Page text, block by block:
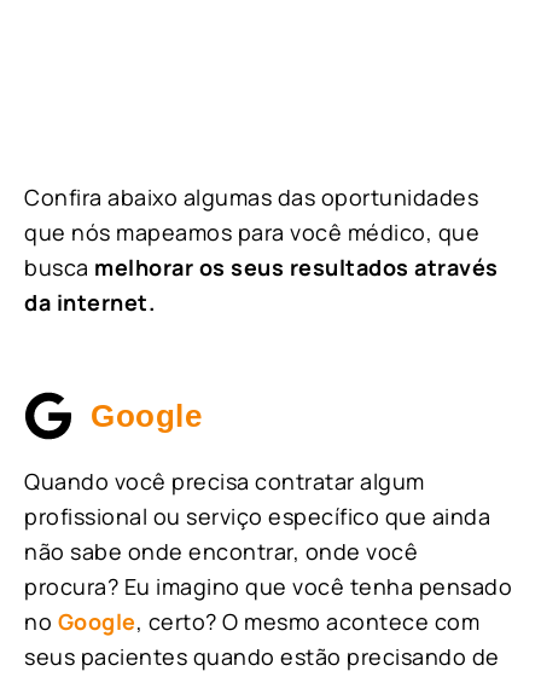
Confira abaixo algumas das oportunidades
que nós mapeamos para você médico, que
busca melhorar os seus resultados através
da internet.
Google
Quando você precisa contratar algum
profissional ou serviço específico que ainda
não sabe onde encontrar, onde você
procura? Eu imagino que você tenha pensado
no Google, certo? O mesmo acontece com
seus pacientes quando estão precisando de